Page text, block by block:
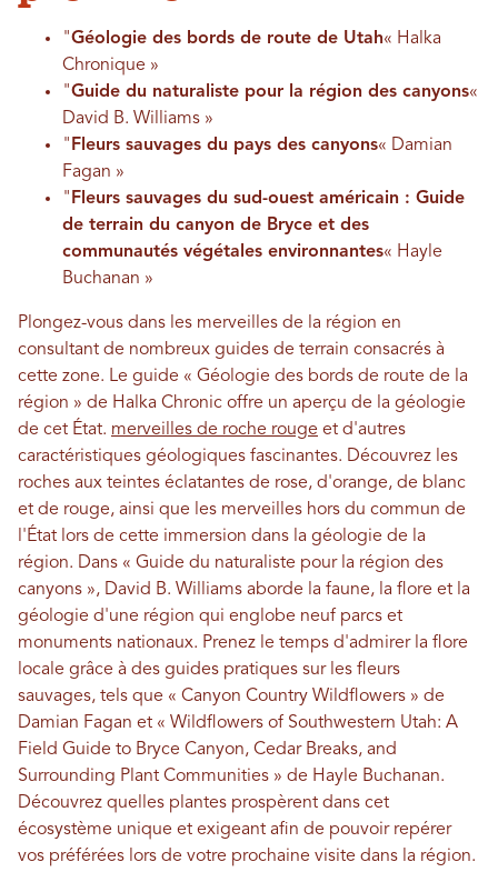
"Géologie des bords de route de Utah« Halka
Chronique »
"Guide du naturaliste pour la région des canyons«
David B. Williams »
"Fleurs sauvages du pays des canyons« Damian
Fagan »
"Fleurs sauvages du sud-ouest américain : Guide
de terrain du canyon de Bryce et des
communautés végétales environnantes« Hayle
Buchanan »
Plongez-vous dans les merveilles de la région en
consultant de nombreux guides de terrain consacrés à
cette zone. Le guide « Géologie des bords de route de la
région » de Halka Chronic offre un aperçu de la géologie
de cet État. merveilles de roche rouge et d'autres
caractéristiques géologiques fascinantes. Découvrez les
roches aux teintes éclatantes de rose, d'orange, de blanc
et de rouge, ainsi que les merveilles hors du commun de
l'État lors de cette immersion dans la géologie de la
région. Dans « Guide du naturaliste pour la région des
canyons », David B. Williams aborde la faune, la flore et la
géologie d'une région qui englobe neuf parcs et
monuments nationaux. Prenez le temps d'admirer la flore
locale grâce à des guides pratiques sur les fleurs
sauvages, tels que « Canyon Country Wildflowers » de
Damian Fagan et « Wildflowers of Southwestern Utah: A
Field Guide to Bryce Canyon, Cedar Breaks, and
Surrounding Plant Communities » de Hayle Buchanan.
Découvrez quelles plantes prospèrent dans cet
écosystème unique et exigeant afin de pouvoir repérer
vos préférées lors de votre prochaine visite dans la région.